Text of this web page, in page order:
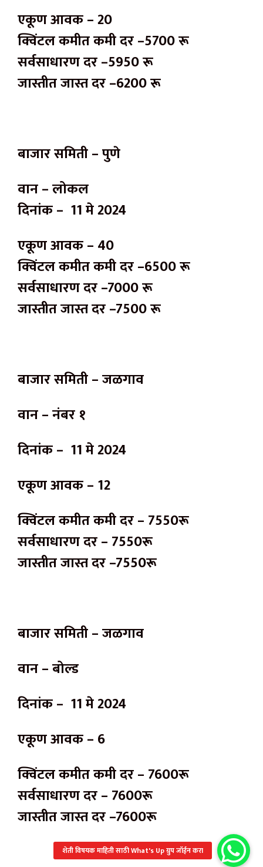
एकूण आवक – 20
क्विंटल कमीत कमी दर –5700 रू
सर्वसाधारण दर –5950 रू
जास्तीत जास्त दर –6200 रू
बाजार समिती – पुणे
वान – लोकल
दिनांक – 11 मे 2024
एकूण आवक – 40
क्विंटल कमीत कमी दर –6500 रू
सर्वसाधारण दर –7000 रू
जास्तीत जास्त दर –7500 रू
बाजार समिती – जळगाव
वान – नंबर १
दिनांक – 11 मे 2024
एकूण आवक – 12
क्विंटल कमीत कमी दर – 7550रू
सर्वसाधारण दर – 7550रू
जास्तीत जास्त दर –7550रू
बाजार समिती – जळगाव
वान – बोल्ड
दिनांक – 11 मे 2024
एकूण आवक – 6
क्विंटल कमीत कमी दर – 7600रू
सर्वसाधारण दर – 7600रू
जास्तीत जास्त दर –7600रू